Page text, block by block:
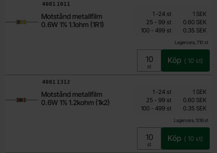
Motstånd metallfilm
0.6W 1% 1.1ohm (1R1)
Art. nr
4081 1011
Lagervara, 710 st
Från
0.15 SEK
Inklusive 25% moms
Enhet:
st
Köp ( 10 st)
Mängdrabatt
Pris /st
1 -till
24 st
1 SEK
25 - till
99 st
0.60 SEK
100 - till
499 st 0.35 SEK
Motstånd metallfilm
0.6W 1% 1.2kohm (1k2)
Art. nr
4081 1312
Lagervara, 1216 st
Från
0.15 SEK
Inklusive 25% moms
Enhet:
st
Köp ( 10 st)
Mängdrabatt
Pris /st
1 -till
24 st
1 SEK
25 - till
99 st
0.60 SEK
100 - till
499 st 0.35 SEK